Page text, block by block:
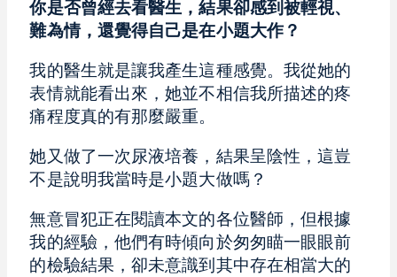
你是否曾經去看醫生，結果卻感到被輕視、
難為情，還覺得自己是在小題大作？
我的醫生就是讓我產生這種感覺。我從她的
表情就能看出來，她並不相信我所描述的疼
痛程度真的有那麼嚴重。
她又做了一次尿液培養，結果呈陰性，這豈
不是說明我當時是小題大做嗎？
無意冒犯正在閱讀本文的各位醫師，但根據
我的經驗，他們有時傾向於匆匆瞄一眼眼前
的檢驗結果，卻未意識到其中存在相當大的